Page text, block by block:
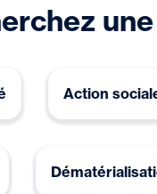
Action